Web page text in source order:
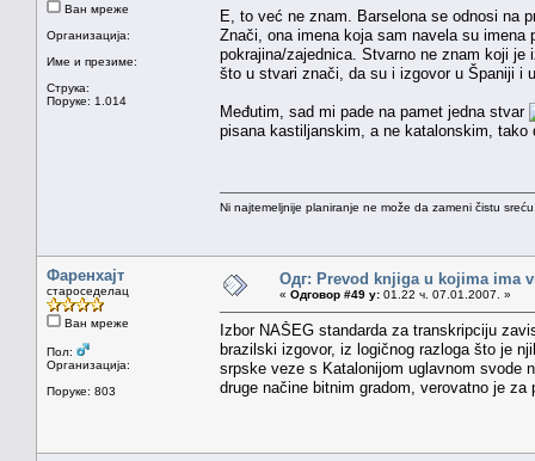
Ван мреже
Организација:
Име и презиме:
Струка:
Поруке: 1.014
E, to već ne znam. Barselona se odnosi na
Znači, ona imena koja sam navela su imena
pokrajina/zajednica. Stvarno ne znam koji
što u stvari znači, da su i izgovor u Španiji i
Međutim, sad mi pade na pamet jedna stvar
pisana kastiljanskim, a ne katalonskim,
Ni najtemeljnije planiranje ne može da zameni čistu
Фаренхајт
староседелац
Ван мреже
Пол:
Организација:
Поруке: 803
Одг: Prevod knjiga u kojima ima
« Одговор #49 у: 01.22 ч. 07.01.2007. »
Izbor NAŠEG standarda za transkripciju
brazilski izgovor, iz logičnog razloga što je
srpske veze s Katalonijom uglavnom svode
druge načine bitnim gradom, verovatno je